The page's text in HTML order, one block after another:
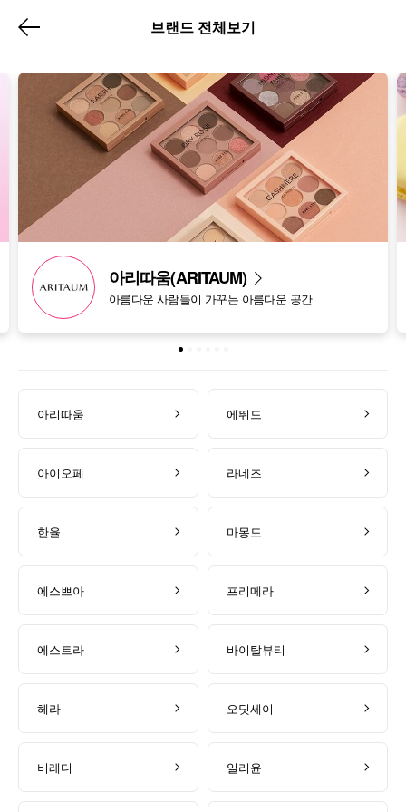
브랜드 전체보기
아리따움(ARITAUM)
아름다운 사람들이 가꾸는 아름다운 공간
아리따움 에뛰드
아이오페 라네즈
한율 마몽드
에스쁘아 프리메라
에스트라 바이탈뷰티
헤라 오딧세이
비레디 일리윤